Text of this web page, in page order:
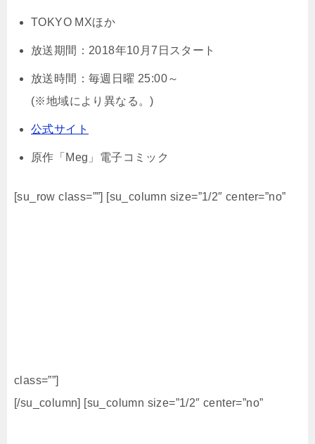
TOKYO MXほか
放送期間：2018年10月7日スタート
放送時間：毎週日曜 25:00～
(※地域により異なる。)
公式サイト
原作「Meg」電子コミック
[su_row class=””] [su_column size=”1/2″ center=”no”
class=””]
[/su_column] [su_column size=”1/2″ center=”no”